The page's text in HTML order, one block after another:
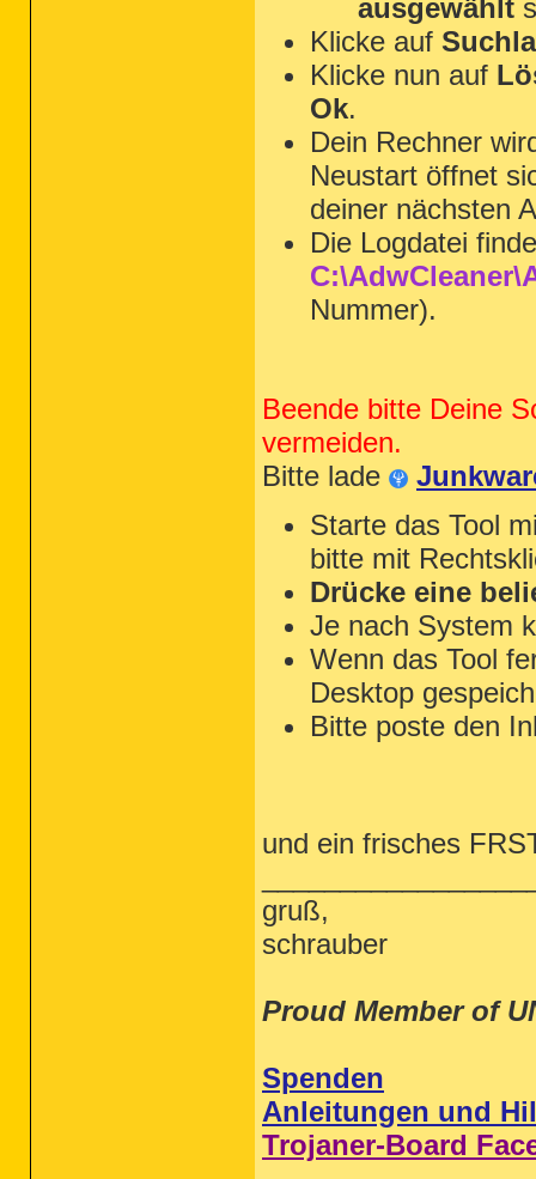
ausgewählt
Klicke auf
Klicke nun auf
Ok.
Dein Rechner
Neustart öffnet
deiner nächsten
Die Logdatei
Nummer).
Beende bitte Deine
vermeiden.
Bitte lade
Starte das Tool
bitte mit
Drücke eine
Je nach System
Wenn das Tool
Desktop
Bitte poste den
und ein frisches
gruß,
schrauber
Proud Member of
Spenden
Anleitungen und
Trojaner-Board